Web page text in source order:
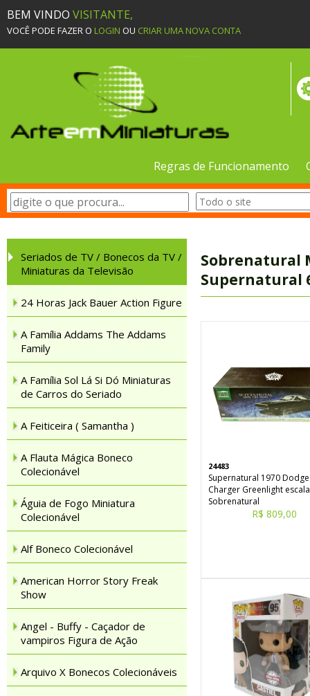
BEM VINDO VISITANTE,
VOCÊ PODE FAZER O LOGIN OU CRIAR UMA NOVA CONTA
Regras de Funcionamento
Seriados de TV / Bonecos da TV /
Miniaturas da Televisão
24 Horas Jack Bauer Action Figure
A Família Addams The Addams
Family
A Família Sol Lá Si Dó Miniaturas
de Carros do Seriado
A Feiticeira ( Samantha )
A Flauta Mágica Boneco
Colecionável
Águia de Fogo Miniatura
Colecionável
Alf Boneco Colecionável
American Horror Story Freak
Show
Angel - Buffy - Caçador de
vampiros Figura de Ação
Arquivo X Bonecos Colecionáveis
Sobrenatural
Supernatural
24483
Supernatural 1970 Dodge
Charger Greenlight
Sobrenatural
R$ 809,00